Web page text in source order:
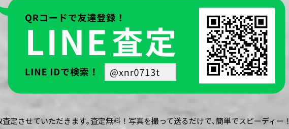
定させていただきます｡査定無料！写真を撮って送るだけで､簡単でスピーディー！